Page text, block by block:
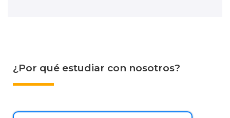
¿Por qué estudiar con nosotros?